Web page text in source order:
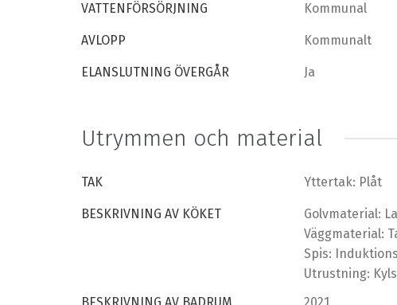
VATTENFÖRSÖRJNING Kommunal
AVLOPP Kommunalt
ELANSLUTNING ÖVERGÅR Ja
Utrymmen och material
TAK Yttertak: Plåt
BESKRIVNING AV KÖKET
Golvmaterial:
Väggmaterial:
Spis:
Utrustning: